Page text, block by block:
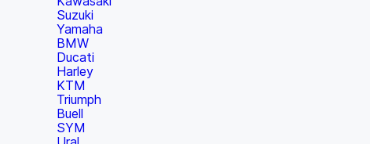
Suzuki
Yamaha
BMW
Ducati
Harley
KTM
Triumph
Buell
SYM